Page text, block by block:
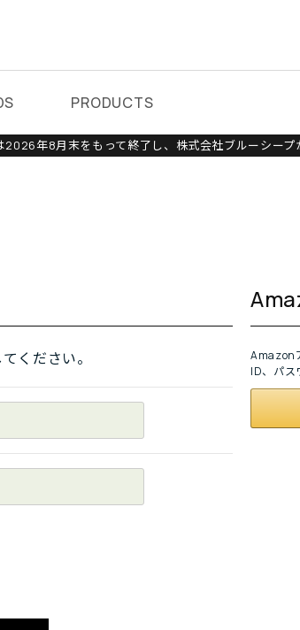
PRODUCTS
年8月末をもって終了し、株式会社ブルーシープ
ください。 Amazon
ID、パス